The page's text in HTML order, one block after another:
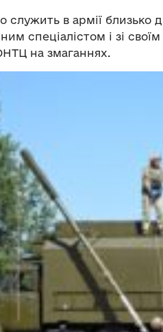
в армії близько
спеціалістом і зі
на змаганнях.